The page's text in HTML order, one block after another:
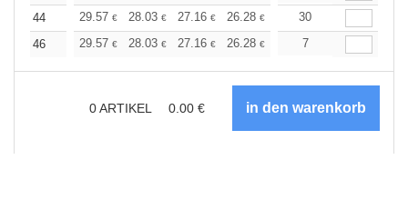
44
29.57 € 28.03 € 27.16 € 26.28 € 24.97€
30
46
29.57 € 28.03 € 27.16 € 26.28 € 24.97
7
0ARTIKEL 0.00 €